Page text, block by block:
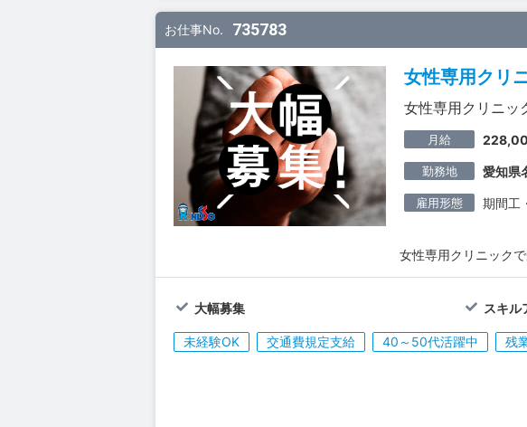
お仕事No. 735783
女性専用クリ
女性専用クリニッ
月給
勤務地 愛知県
雇用形態 期間工
女性専用クリニック
大幅募集 スキル
未経験OK 交通費規定支給 40～50代活躍中 残